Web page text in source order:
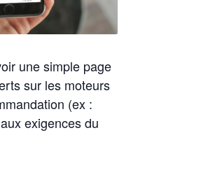
une simple page
sur les moteurs
(ex :
exigences du